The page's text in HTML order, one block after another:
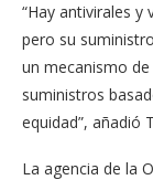
“Hay antivirales y
pero su
un mecanismo
suministros
equidad”, añadió
La agencia de la